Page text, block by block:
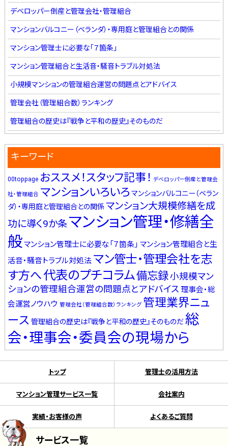
デベロッパー倒産と管理会社・管理組合
マンションバルコニー（ベランダ）・専用庭と管理組合との関係
マンション管理士に必要な「７箇条」
マンション管理組合と生活音・騒音トラブル対処法
小規模マンションの管理組合運営の問題点とアドバイス
管理会社（管理組合数）ランキング
管理組合の歴史は『戦争と平和の歴史』そのものだ
キーワード
00toppage おススメ！スタッフ記事！ デベロッパー倒産と管理会
社・管理組合 マンションいろいろ マンションバルコニー（ベラン
ダ）・専用庭と管理組合との関係 マンション大規模修繕を成
功に導く9か条マンション管理・修繕全
般マンション管理士に必要な「７箇条」 マンション管理組合と生
活音・騒音トラブル対処法 マン管士・管理会社を志
す方へ代表のプチコラム備忘録小規模マン
ションの管理組合運営の問題点とアドバイス 理事会・総
会運営ノウハウ 管理会社（管理組合数）ランキング 管理業界ニュ
ース 管理組合の歴史は『戦争と平和の歴史』そのものだ総
会・理事会・委員会の現場から
トップ 管理士の活用方法
マンション管理サービス一覧 会社案内
実績・お客様の声 よくあるご質問
サービス一覧